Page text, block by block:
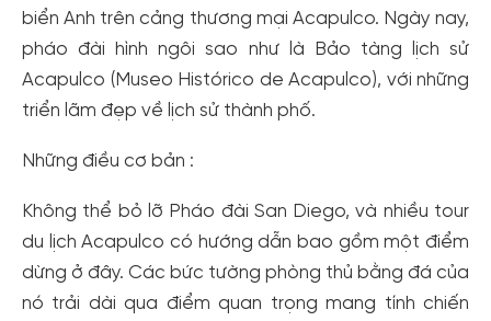
biển Anh trên cảng thương mại Acapulco. Ngày nay,
pháo đài hình ngôi sao như là Bảo tàng lịch sử
Acapulco (Museo Histórico de Acapulco), với những
triển lãm đẹp về lịch sử thành phố.
Những điều cơ bản :
Không thể bỏ lỡ Pháo đài San Diego, và nhiều tour
du lịch Acapulco có hướng dẫn bao gồm một điểm
dừng ở đây. Các bức tường phòng thủ bằng đá của
nó trải dài qua điểm quan trọng mang tính chiến